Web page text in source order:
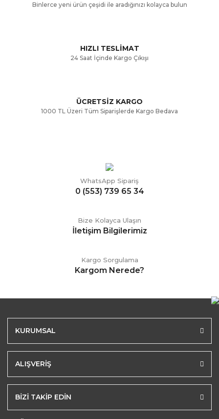
Gönder
Binlerce yeni ürün çeşidi ile aradığınızı kolayca bulun
HIZLI TESLİMAT
24 Saat İçinde Kargo Çıkışı
ÜCRETSİZ KARGO
1000 TL Üzeri Tüm Siparişlerde Kargo Bedava
WhatsApp Sipariş
0 (553) 739 65 34
Bize Kolayca Ulaşın
İletişim Bilgilerimiz
Kargo Sorgulama
Kargom Nerede?
KURUMSAL
ALIŞVERİŞ
BİZİ TAKİP EDİN